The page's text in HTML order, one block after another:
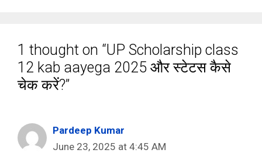
1 thought on “UP Scholarship class
12 kab aayega 2025 और स्टेटस कैसे
चेक करें?”
Pardeep Kumar
June 23, 2025 at 4:45 AM